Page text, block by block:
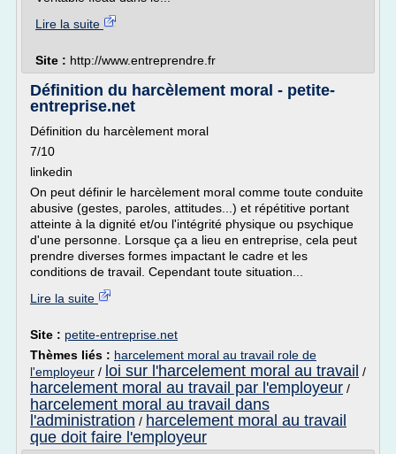
Lire la suite
Site : http://www.entreprendre.fr
Définition du harcèlement moral - petite-
entreprise.net
Définition du harcèlement moral
7/10
linkedin
On peut définir le harcèlement moral comme toute conduite
abusive (gestes, paroles, attitudes...) et répétitive portant
atteinte à la dignité et/ou l'intégrité physique ou psychique
d'une personne. Lorsque ça a lieu en entreprise, cela peut
prendre diverses formes impactant le cadre et les
conditions de travail. Cependant toute situation...
Lire la suite
Site : petite-entreprise.net
Thèmes liés : harcelement moral au travail role de
l'employeur / loi sur l'harcelement moral au travail /
harcelement moral au travail par l'employeur /
harcelement moral au travail dans
l'administration / harcelement moral au travail
que doit faire l'employeur